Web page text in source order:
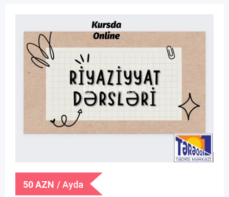
50AZN / Ayda